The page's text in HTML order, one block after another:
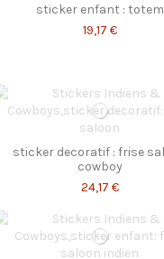
sticker enfant : totem
19,17 €
sticker decoratif : frise
cowboy
24,17 €